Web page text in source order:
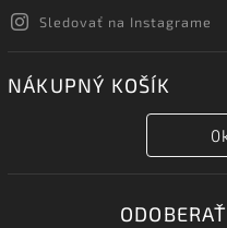
Sledovať na Instagrame
NÁKUPNÝ KOŠÍK
0